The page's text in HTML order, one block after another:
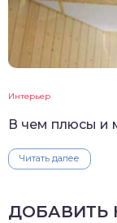
Интерьер
В чем плюсы и
Читать далее
ДОБАВИТЬ